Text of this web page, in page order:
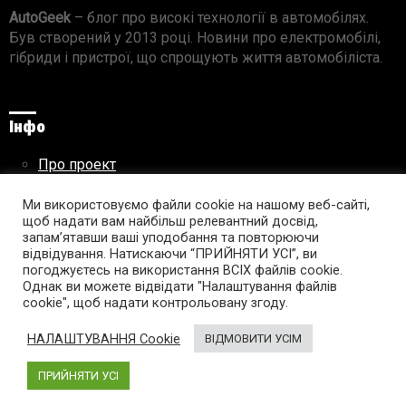
AutoGeek– блог про високі технології в автомобілях.
Був створений у 2013 році. Новини про електромобілі,
гібриди і пристрої, що спрощують життя автомобіліста.
Інфо
Про проект
Правила використання матеріалів
Підпишись на AutoGeek!
facebooktwitter instagramyoutube tumblr linkedin
Ми використовуємо файли cookie на нашому веб-сайті,
щоб надати вам найбільш релевантний досвід,
запам’ятавши ваші уподобання та повторюючи
відвідування. Натискаючи “ПРИЙНЯТИ УСІ”, ви
погоджуєтесь на використання ВСІХ файлів cookie.
Однак ви можете відвідати "Налаштування файлів
cookie", щоб надати контрольовану згоду.
НАЛАШТУВАННЯ Cookie ВІДМОВИТИ УСІМ
ПРИЙНЯТИ УСІ